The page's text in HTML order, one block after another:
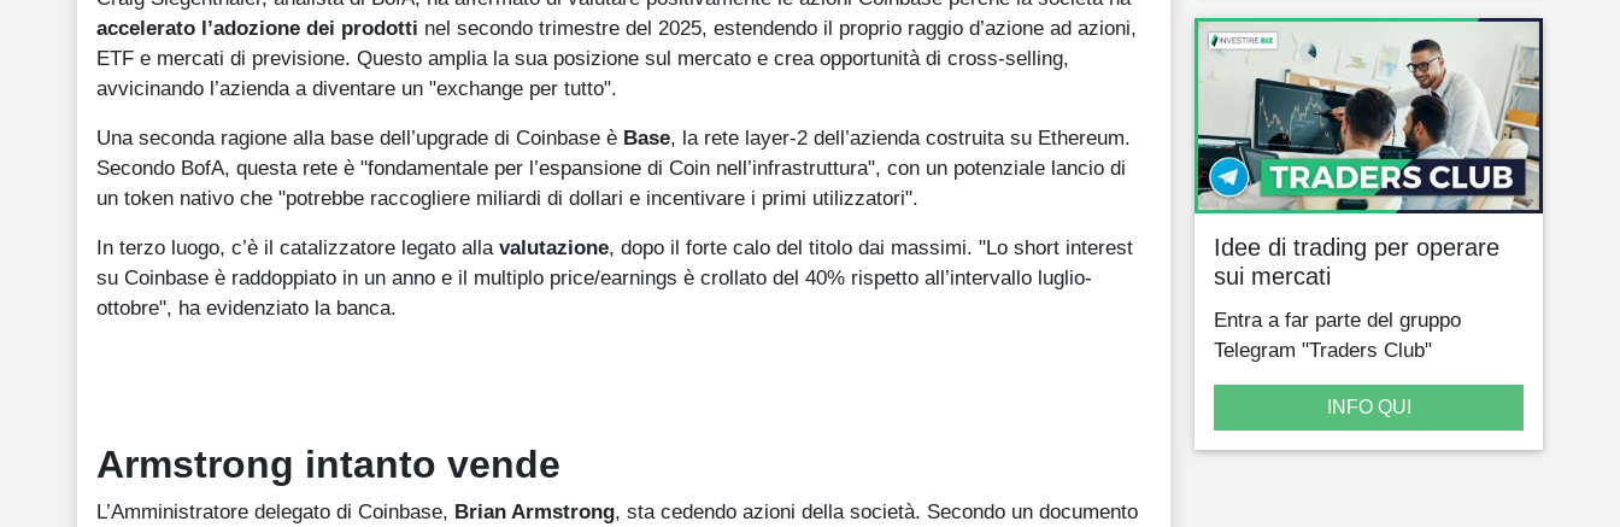
accelerato l’adozione dei prodotti nel secondo trimestre del 2025, estendendo il proprio raggio d’azione ad azioni,
ETF e mercati di previsione. Questo amplia la sua posizione sul mercato e crea opportunità di cross-selling,
avvicinando l’azienda a diventare un "exchange per tutto".
Una seconda ragione alla base dell’upgrade di Coinbase è Base, la rete layer-2 dell’azienda costruita su Ethereum.
Secondo BofA, questa rete è "fondamentale per l’espansione di Coin nell’infrastruttura", con un potenziale lancio di
un token nativo che "potrebbe raccogliere miliardi di dollari e incentivare i primi utilizzatori".
In terzo luogo, c’è il catalizzatore legato allavalutazione, dopo il forte calo del titolo dai massimi. "Lo short interest
su Coinbase è raddoppiato in un anno e il multiplo price/earnings è crollato del 40% rispetto all’intervallo luglio-
ottobre", ha evidenziato la banca.
Armstrong intanto vende
L’Amministratore delegato di Coinbase, Brian Armstrong, sta cedendo azioni della società. Secondo un documento
Idee di trading per operare
sui mercati
Entra a far parte del gruppo
Telegram "Traders Club"
INFO QUI